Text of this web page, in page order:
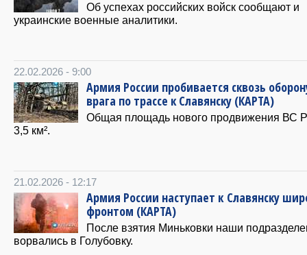
Об успехах российских войск сообщают и
украинские военные аналитики.
22.02.2026 - 9:00
Армия России пробивается сквозь
врага по трассе к Славянску (КАРТА)
Общая площадь нового продвижения ВС
3,5 км².
21.02.2026 - 12:17
Армия России наступает к Славянску
фронтом (КАРТА)
После взятия Миньковки наши
ворвались в Голубовку.